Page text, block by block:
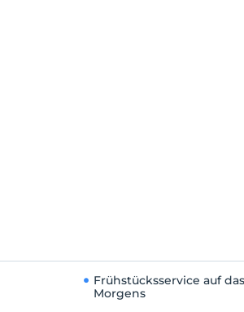
Frühstücksservice auf
Morgens